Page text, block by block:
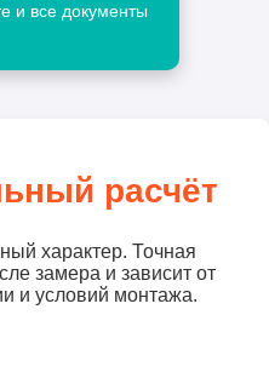
и все документы
расчёт
характер. Точная
замера и зависит от
и условий монтажа.